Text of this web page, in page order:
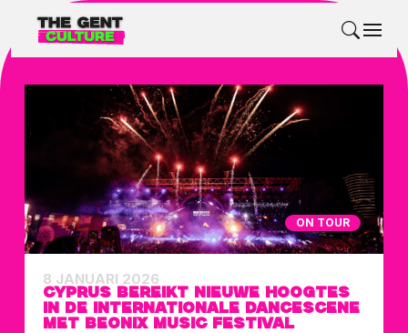
ON TOUR
8 JANUARI 2026
CYPRUS BEREIKT NIEUWE HOOGTES
IN DE INTERNATIONALE DANCESCENE
MET BEONIX MUSIC FESTIVAL